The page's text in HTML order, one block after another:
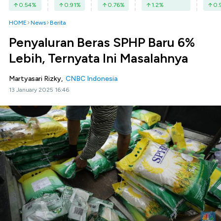
0.54% 0.91% 0.76% 1.2%
HOME News Berita
Penyaluran Beras SPHP Baru 6%
Lebih, Ternyata Ini Masalahnya
Martyasari Rizky, CNBC Indonesia
13 January 2025 16:46